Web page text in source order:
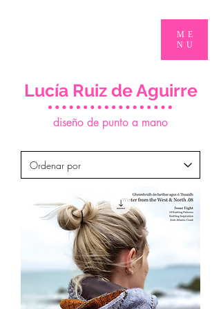
diseño de punto a mano
Lucía Ruiz de Aguirre
ME
NU